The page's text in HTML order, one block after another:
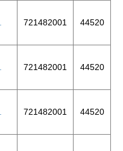
721482001 44520
721482001 44520
721482001 44520